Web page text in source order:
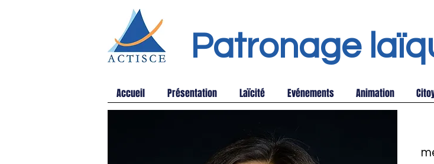
Patronage
Accueil Présentation Laïcité Evénements Animation